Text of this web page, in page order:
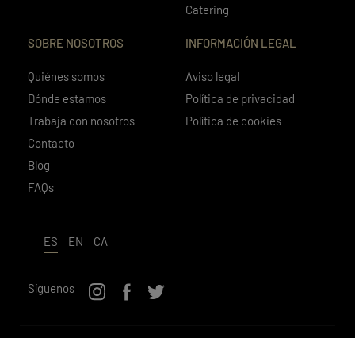
Catering
SOBRE NOSOTROS
Quiénes somos
Dónde estamos
Trabaja con nosotros
Contacto
Blog
FAQs
INFORMACIÓN LEGAL
Aviso legal
Política de privacidad
Política de cookies
ES EN CA
Síguenos